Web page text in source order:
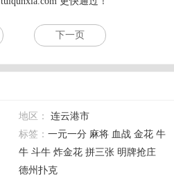
下一页
地区：
连云港市
标签： 一元一分 麻将 血战 金花 牛
牛 斗牛 炸金花 拼三张 明牌抢庄
德州扑克